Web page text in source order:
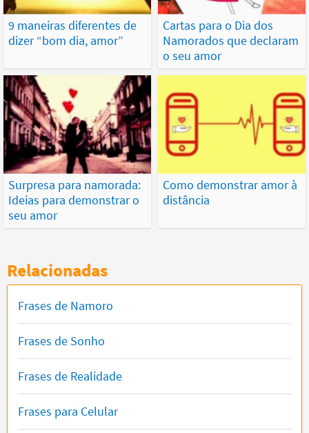
9 maneiras diferentes de
dizer “bom dia, amor”
Cartas para o Dia dos
Namorados que declaram
o seu amor
Surpresa para namorada:
Ideias para demonstrar o
seu amor
Como demonstrar amor à
distância
Relacionadas
Frases de Namoro
Frases de Sonho
Frases de Realidade
Frases para Celular